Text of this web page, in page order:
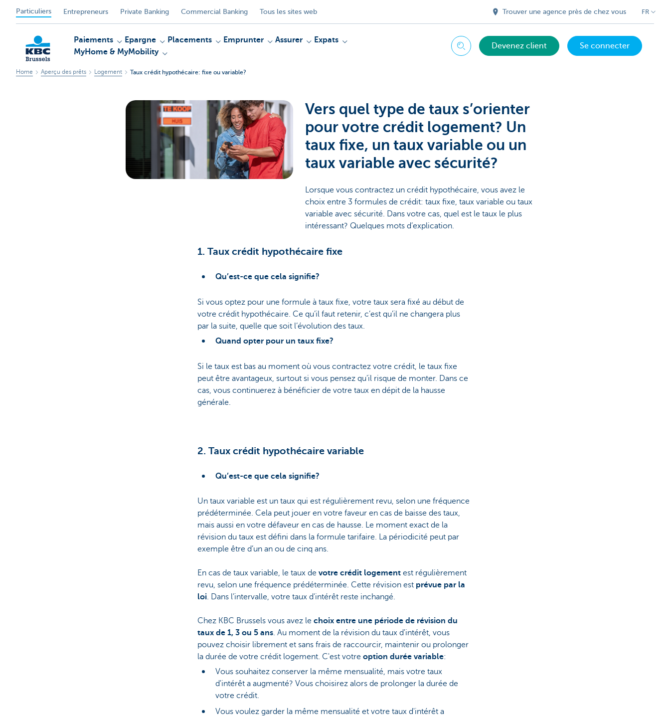
Particuliers Entrepreneurs Private Banking Commercial Banking Tous les sites web Trouver une agence près de chez vous FR
Paiements Epargne Placements Emprunter Assurer
Expats
MyHome & MyMobility
ChercherDevenez client Se connecter
Home Aperçu des prêts Logement Taux crédit hypothécaire: fixe ou variable?
Vers quel type de taux s’orienter
pour votre crédit logement? Un
taux fixe, un taux variable ou un
taux variable avec sécurité?
Lorsque vous contractez un crédit hypothécaire, vous avez le
choix entre 3 formules de crédit: taux fixe, taux variable ou taux
variable avec sécurité. Dans votre cas, quel est le taux le plus
intéressant? Quelques mots d’explication.
1. Taux crédit hypothécaire fixe
Qu’est-ce que cela signifie?
Si vous optez pour une formule à taux fixe, votre taux sera fixé au début de
votre crédit hypothécaire. Ce qu’il faut retenir, c’est qu’il ne changera plus
par la suite, quelle que soit l’évolution des taux.
Quand opter pour un taux fixe?
Si le taux est bas au moment où vous contractez votre crédit, le taux fixe
peut être avantageux, surtout si vous pensez qu’il risque de monter. Dans ce
cas, vous continuerez à bénéficier de votre taux en dépit de la hausse
générale.
2. Taux crédit hypothécaire variable
Qu’est-ce que cela signifie?
Un taux variable est un taux qui est régulièrement revu, selon une fréquence
prédéterminée. Cela peut jouer en votre faveur en cas de baisse des taux,
mais aussi en votre défaveur en cas de hausse. Le moment exact de la
révision du taux est défini dans la formule tarifaire. La périodicité peut par
exemple être d’un an ou de cinq ans.
En cas de taux variable, le taux de votre crédit logement est régulièrement
revu, selon une fréquence prédéterminée. Cette révision est prévue par la
loi. Dans l’intervalle, votre taux d'intérêt reste inchangé.
Chez KBC Brussels vous avez le choix entre une période de révision du
taux de 1, 3 ou 5 ans. Au moment de la révision du taux d'intérêt, vous
pouvez choisir librement et sans frais de raccourcir, maintenir ou prolonger
la durée de votre crédit logement. C'est votre option durée variable:
Vous souhaitez conserver la même mensualité, mais votre taux
d'intérêt a augmenté? Vous choisirez alors de prolonger la durée de
votre crédit.
Vous voulez garder la même mensualité et votre taux d'intérêt a